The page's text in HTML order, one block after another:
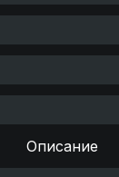
Описание